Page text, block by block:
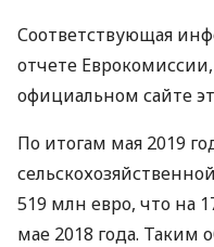
Соответствующая
отчете
официальном сайте
По итогам мая 2019
519 млн евро, что на
мае 2018 года. Таким